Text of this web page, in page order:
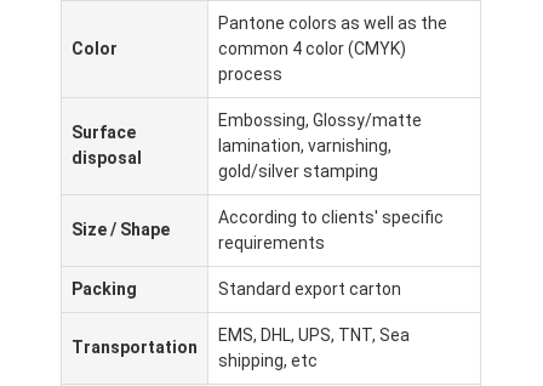
Contattaci
stampa di scatole di imballaggio
Scatola d'imballaggio cosmetica
Color
Pantone colors as well as the
common 4 color (CMYK)
process
Surface
disposal
Embossing, Glossy/matte
lamination, varnishing,
gold/silver stamping
Size / Shape
According to clients' specific
requirements
Packing Standard export carton
Transportation
EMS, DHL, UPS, TNT, Sea
shipping, etc